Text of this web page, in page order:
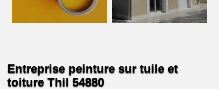
Entreprise peinture sur tuile et
toiture Thil 54880